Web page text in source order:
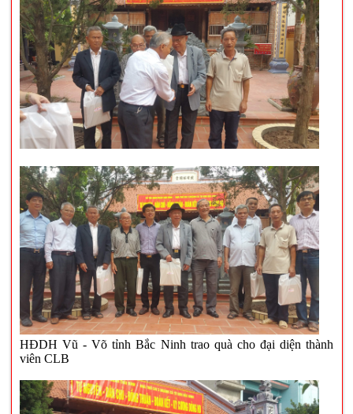
HĐDH Vũ - Võ tỉnh Bắc Ninh trao quà cho đại diện thành
viên CLB